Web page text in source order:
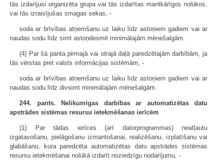
tās izdarījusi organizēta grupa vai tās izdarītas mantkārīgos nolūkos,
vai tās izraisījušas smagas sekas, -
soda ar brīvības atņemšanu uz laiku līdz astoņiem gadiem vai ar
naudas sodu līdz simt astoņdesmit minimālajām mēneš­algām.
(4) Par šā panta pirmajā vai otrajā daļā paredzētajām darbībām, ja
tās vērstas pret valsts informācijas sistēmām, -
soda ar brīvības atņemšanu uz laiku līdz astoņiem gadiem vai ar
naudas sodu līdz divsimt minimālajām mēnešalgām.
244. pants. Nelikumīgas darbības ar automatizētas datu
apstrādes sistēmas resursu ietekmēšanas ierīcēm
(1) Par tādas ierīces (arī datorprogrammas) neatļautu
izgatavošanu, pielāgošanu izmantošanai, realizēšanu, izplatīšanu vai
glabāšanu, kura paredzēta automatizētas datu apstrādes sistēmas
resursu ietekmēšanai nolūkā izdarīt noziedzīgu nodarījumu, -